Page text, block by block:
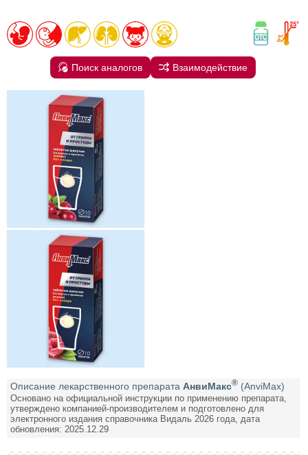
Поиск аналогов Взаимодействие
Описание лекарственного препарата АнвиМакс® (AnviMax)
Основано на официальной инструкции по применению препарата,
утверждено компанией-производителем и подготовлено для
электронного издания справочника Видаль 2026 года, дата
обновления: 2025.12.29